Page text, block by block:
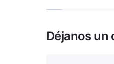
Déjanos un